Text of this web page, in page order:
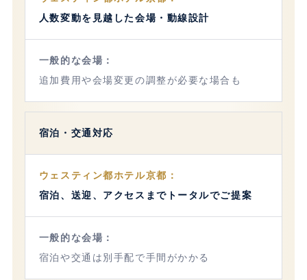
人数変動を見越した会場・動線設計
追加費用や会場変更の調整が必要な場合も
宿泊・交通対応
宿泊、送迎、アクセスまでトータルでご提案
宿泊や交通は別手配で手間がかかる